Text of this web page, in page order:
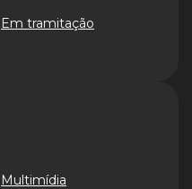
Em tramitação
Multimídia